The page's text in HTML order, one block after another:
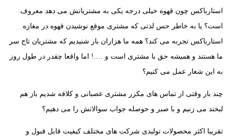
استارباکس چون قهوه خیلی درجه یکی به مشتریانش می دهد معروف
است؟ یا به خاطر حس لذتی که مشتری موقع نوشیدن قهوه در مغازه
استارباکس تجربه می کند؟ همه ما هزاران بار شنیدیم که مشتریان تاج سر
ما هستند و همیشه حق با مشتری است و ….! اما واقعا چقدر در طول روز
به این شعار عمل می کنیم؟
چند بار وقتی از تماس های مکرر مشتری عصبانی و کلافه شدیم باز هم
لبخند می زنیم و با صبر و حوصله جواب سوالاتش را می دهیم؟
تقریبا اکثر محصولات تولیدی شرکت های مختلف کیفیت قابل قبول و